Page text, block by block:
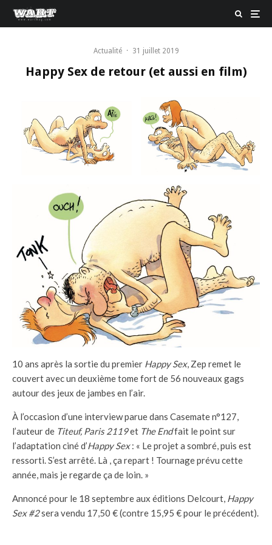
Actualité · 31 juillet 2019
Happy Sex de retour (et aussi en film)
10 ans après la sortie du premier Happy Sex, Zep remet le
couvert avec un deuxième tome fort de 56 nouveaux gags
autour des jeux de jambes en l’air.
À l’occasion d’une interview parue dans Casemate n°127,
l’auteur de Titeuf, Paris 2119et The Endfait le point sur
l’adaptation ciné d’Happy Sex: « Le projet a sombré, puis est
ressorti. S’est arrêté. Là , ça repart ! Tournage prévu cette
année, mais je regarde ça de loin. »
Annoncé pour le 18 septembre aux éditions Delcourt, Happy
Sex #2sera vendu 17,50 € (contre 15,95 € pour le précédent).